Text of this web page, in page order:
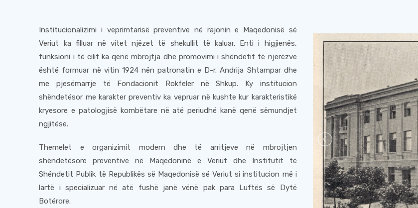
Institucionalizimi i veprimtarisë preventive në rajonin e Maqedonisë së
Veriut ka filluar në vitet njëzet të shekullit të kaluar. Enti i higjienës,
funksioni i të cilit ka qenë mbrojtja dhe promovimi i shëndetit të njerëzve
është formuar në vitin 1924 nën patronatin e D-r. Andrija Shtampar dhe
me pjesëmarrje të Fondacionit Rokfeler në Shkup. Ky institucion
shëndetësor me karakter preventiv ka vepruar në kushte kur karakteristikë
kryesore e patologjisë kombëtare në atë periudhë kanë qenë sëmundjet
ngjitëse.
Themelet e organizimit modern dhe të arritjeve në mbrojtjen
shëndetësore preventive në Maqedoninë e Veriut dhe Institutit të
Shëndetit Publik të Republikës së Maqedonisë së Veriut si institucion më i
lartë i specializuar në atë fushë janë vënë pak para Luftës së Dytë
Botërore.